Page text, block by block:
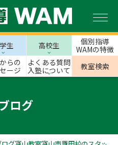
生 高校生
個別指導
WAMの特徴
らの
ージ
よくある質問
入塾について
教室検索
ログ